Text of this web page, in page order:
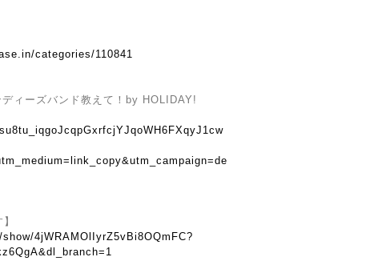
categories/110841
ディーズバンド教えて！by HOLIDAY!
4jWRAMOlIyrZ5vBi8OQmFC?